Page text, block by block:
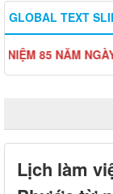
GLOBAL TEXT
85 NĂM NGÀY
Lịch làm